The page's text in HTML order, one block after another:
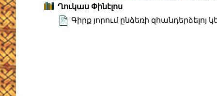
Ղուկաս Փինէլոս
Գիրք յորում ընձեռի զհանդերձելոյ